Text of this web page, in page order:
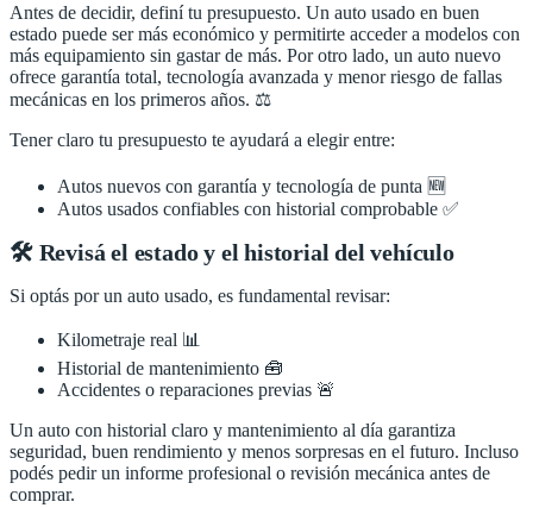
Antes de decidir, definí tu presupuesto. Un auto usado en buen
estado puede ser más económico y permitirte acceder a modelos con
más equipamiento sin gastar de más. Por otro lado, un auto nuevo
ofrece garantía total, tecnología avanzada y menor riesgo de fallas
mecánicas en los primeros años. ⚖️
Tener claro tu presupuesto te ayudará a elegir entre:
Autos nuevos con garantía y tecnología de punta 🆕
Autos usados confiables con historial comprobable ✅
🛠️ Revisá el estado y el historial del vehículo
Si optás por un auto usado, es fundamental revisar:
Kilometraje real 📊
Historial de mantenimiento 🧰
Accidentes o reparaciones previas 🚨
Un auto con historial claro y mantenimiento al día garantiza
seguridad, buen rendimiento y menos sorpresas en el futuro. Incluso
podés pedir un informe profesional o revisión mecánica antes de
comprar.